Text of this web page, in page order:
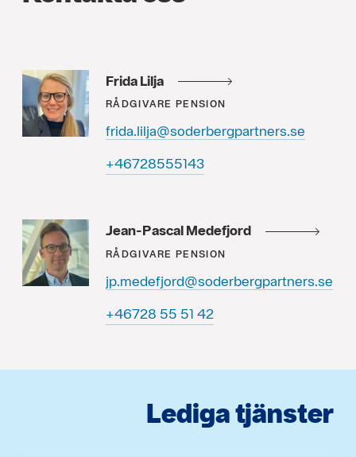
Frida Lilja
RÅDGIVARE PENSION
frida.lilja@soderbergpartners.se
34155582764+
Jean-Pascal Medefjord
RÅDGIVARE PENSION
jp.medefjord@soderbergpartners.se
24 15 55 82764+
Lediga tjänster